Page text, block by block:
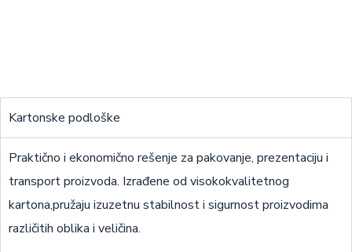
Kartonske podloške
Praktično i ekonomično rešenje za pakovanje, prezentaciju i
transport proizvoda. Izrađene od visokokvalitetnog
kartona,pružaju izuzetnu stabilnost i sigurnost proizvodima
različitih oblika i veličina.